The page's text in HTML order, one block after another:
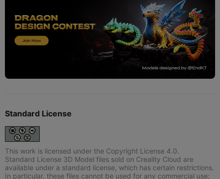
Standard License
This work is licensed under the Copyright License 4.0.
Standard License 3D Model files sold on Creality Cloud are
available under a standard license, which has certain restrictions.
In particular, these files cannot be used for any commercial use;